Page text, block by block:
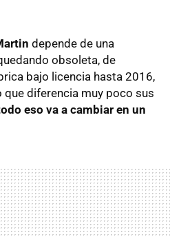
depende de una
obsoleta, de
bajo licencia hasta 2016,
que diferencia muy poco sus
eso va a cambiar en un